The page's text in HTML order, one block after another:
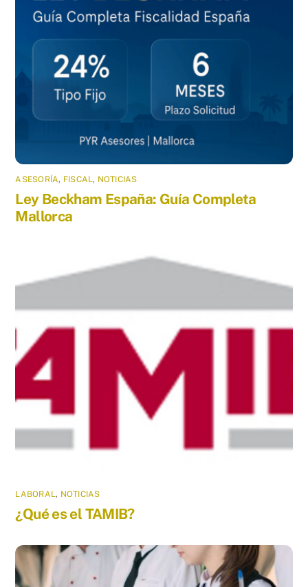
ASESORÍA, FISCAL , NOTICIAS
Ley Beckham España: Guía Completa
Mallorca
LABORAL, NOTICIAS
¿Qué es el TAMIB?